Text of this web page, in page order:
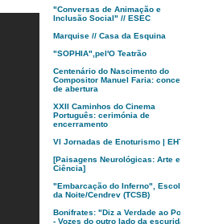
"Conversas de Animação e
Inclusão Social" // ESEC
Marquise // Casa da Esquina
"SOPHIA",pel'O Teatrão
Centenário do Nascimento do
Compositor Manuel Faria: concerto
de abertura
XXII Caminhos do Cinema
Português: cerimónia de
encerramento
VI Jornadas de Enoturismo | EHTC
[Paisagens Neurológicas: Arte e
Ciência]
"Embarcação do Inferno", Escola
da Noite/Cendrev (TCSB)
Bonifrates: "Diz a Verdade ao Poder
- Vozes do outro lado da escuridão"